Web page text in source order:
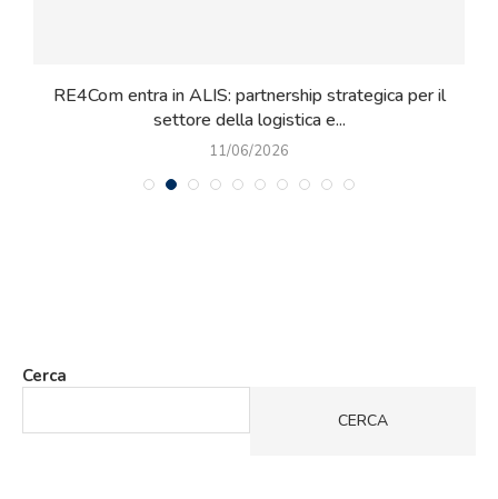
RE4Com entra in ALIS: partnership strategica per il
settore della logistica e...
11/06/2026
Cerca
CERCA